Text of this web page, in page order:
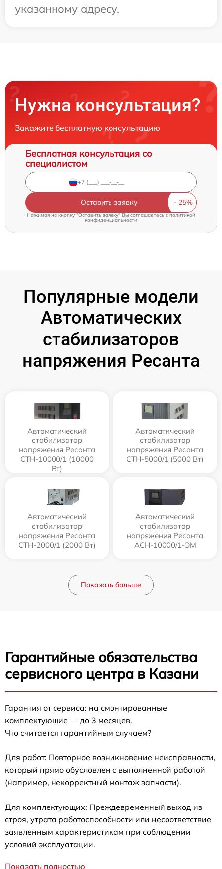
указанному адресу.
Нужна консультация?
Закажите бесплатную консультацию
Бесплатная консультация со
специалистом
Оставить заявку
Нажимая на кнопку "Оставить заявку" Вы соглашаетесь cполитикой
конфиденциальности
Популярные модели
Автоматических
стабилизаторов
напряжения Ресанта
Автоматический
стабилизатор
напряжения Ресанта
СТН-10000/1 (10000
Вт)
Автоматический
стабилизатор
напряжения Ресанта
СТН-5000/1 (5000 Вт)
Автоматический
стабилизатор
напряжения Ресанта
СТН-2000/1 (2000 Вт)
Автоматический
стабилизатор
напряжения Ресанта
АСН-10000/1-ЭМ
Показать больше
Гарантийные обязательства
сервисного центра в Казани
Гарантия от сервиса: на смонтированные
комплектующие — до 3 месяцев.
Что считается гарантийным случаем?
Для работ: Повторное возникновение неисправности,
который прямо обусловлен с выполненной работой
(например, некорректный монтаж запчасти).
Для комплектующих: Преждевременный выход из
строя, утрата работоспособности или несоответствие
заявленным характеристикам при соблюдении
условий эксплуатации.
Показать полностью